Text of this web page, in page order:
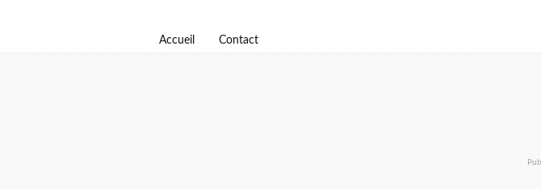
Accueil Contact